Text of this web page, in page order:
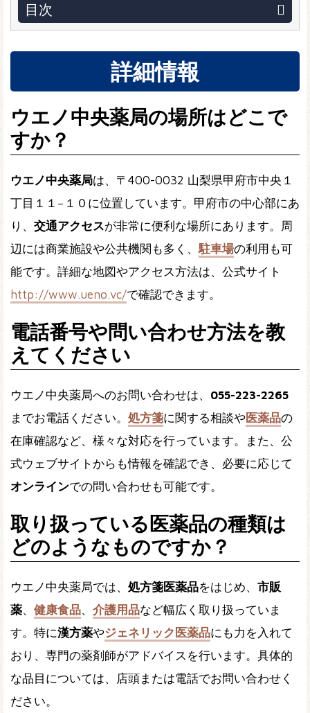
目次
詳細情報
ウエノ中央薬局の場所はどこで
すか？
ウエノ中央薬局は、〒400-0032 山梨県甲府市中央１
丁目１１−１０に位置しています。甲府市の中心部にあ
り、 交通アクセスが非常に便利な場所にあります。周
辺には商業施設や公共機関も多く、 駐車場の利用も可
能です。詳細な地図やアクセス方法は、公式サイト
http://www.ueno.vc/で確認できます。
電話番号や問い合わせ方法を教
えてください
ウエノ中央薬局へのお問い合わせは、 055-223-2265
までお電話ください。 処方箋に関する相談や医薬品の
在庫確認など、様々な対応を行っています。また、公
式ウェブサイトからも情報を確認でき、必要に応じて
オンラインでの問い合わせも可能です。
取り扱っている医薬品の種類は
どのようなものですか？
ウエノ中央薬局では、 処方箋医薬品をはじめ、 市販
薬、 健康食品、 介護用品など幅広く取り扱っていま
す。特に漢方薬やジェネリック医薬品にも力を入れて
おり、専門の薬剤師がアドバイスを行います。具体的
な品目については、店頭または電話でお問い合わせく
ださい。